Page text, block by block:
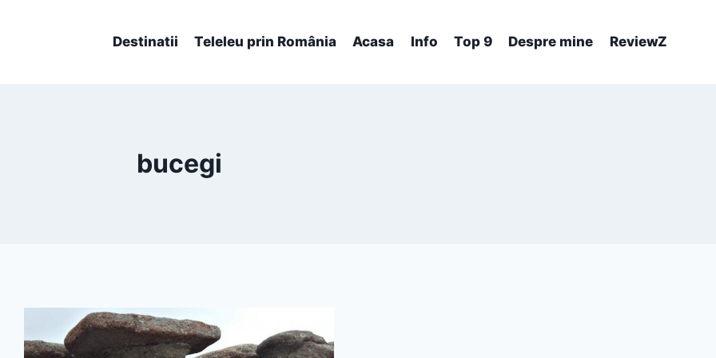
Destinatii Teleleu prin România Acasa Info Top 9 Despre mine ReviewZ
bucegi